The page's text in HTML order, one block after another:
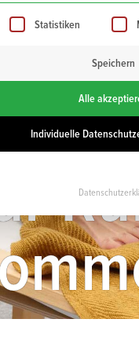
der Service-
Statistiken
Speichern
Alle
Individuelle